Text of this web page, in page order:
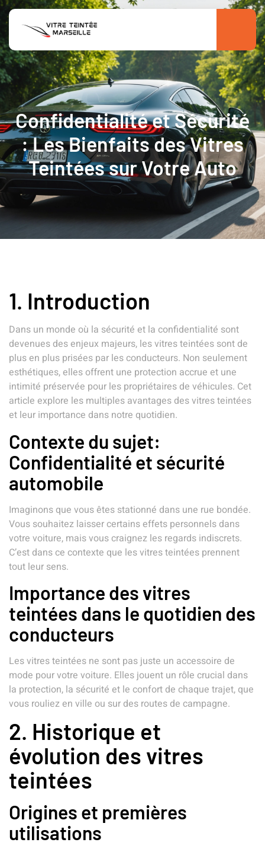
Confidentialité et Sécurité
: Les Bienfaits des Vitres
Teintées sur Votre Auto
1. Introduction
Dans un monde où la sécurité et la confidentialité sont
devenues des enjeux majeurs, les vitres teintées sont de
plus en plus prisées par les conducteurs. Non seulement
esthétiques, elles offrent une protection accrue et une
intimité préservée pour les propriétaires de véhicules. Cet
article explore les multiples avantages des vitres teintées
et leur importance dans notre quotidien.
Contexte du sujet:
Confidentialité et sécurité
automobile
Imaginons que vous êtes stationné dans une rue bondée.
Vous souhaitez laisser certains effets personnels dans
votre voiture, mais vous craignez les regards indiscrets.
C’est dans ce contexte que les vitres teintées prennent
tout leur sens.
Importance des vitres
teintées dans le quotidien des
conducteurs
Les vitres teintées ne sont pas juste un accessoire de
mode pour votre voiture. Elles jouent un rôle crucial dans
la protection, la sécurité et le confort de chaque trajet, que
vous rouliez en ville ou sur des routes de campagne.
2. Historique et
évolution des vitres
teintées
Origines et premières
utilisations